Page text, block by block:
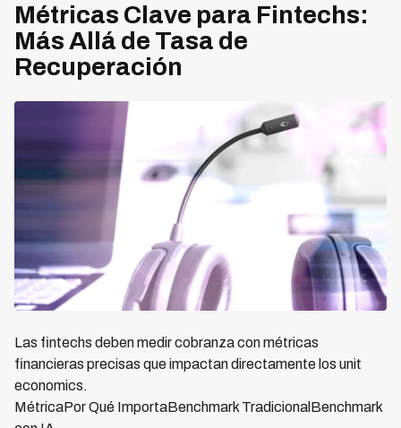
Métricas Clave para Fintechs:
Más Allá de Tasa de
Recuperación
Las fintechs deben medir cobranza con métricas
financieras precisas que impactan directamente los unit
economics.
MétricaPor Qué ImportaBenchmark TradicionalBenchmark